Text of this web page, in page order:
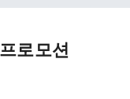
로모션